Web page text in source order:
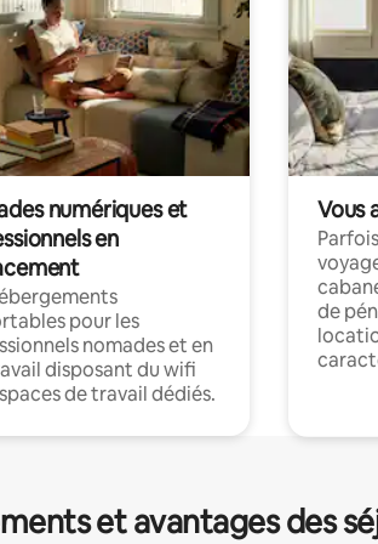
numériques et
en
pour les
nomades et en
disposant du wifi
de travail dédiés.
Vous
de
et avantages des